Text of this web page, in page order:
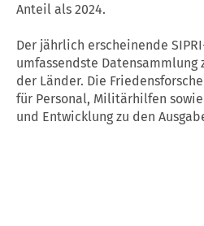
Anteil als 2024.
Der jährlich erscheinende
umfassendste Datensammlung
der Länder. Die
für Personal, Militärhilfen
und Entwicklung zu den